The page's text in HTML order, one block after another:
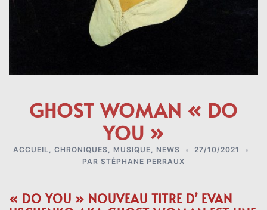
GHOST WOMAN « DO
YOU »
ACCUEIL, CHRONIQUES , MUSIQUE, NEWS
27/10/2021
PAR STÉPHANE PERRAUX
« DO YOU » NOUVEAU TITRE D’ EVAN